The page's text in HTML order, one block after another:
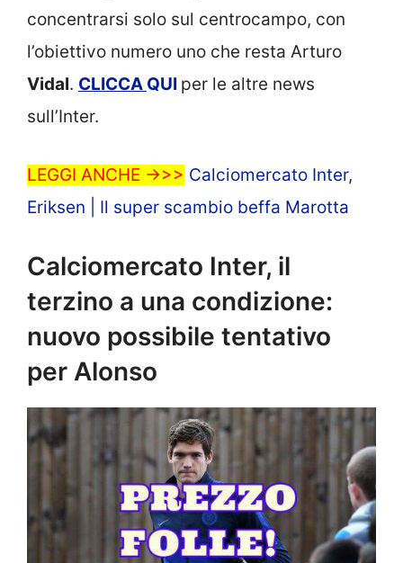
concentrarsi solo sul centrocampo, con
l’obiettivo numero uno che resta Arturo
Vidal. CLICCA QUI per le altre news
sull’Inter.
LEGGI ANCHE ->>> Calciomercato Inter,
Eriksen | Il super scambio beffa Marotta
Calciomercato Inter, il
terzino a una condizione:
nuovo possibile tentativo
per Alonso